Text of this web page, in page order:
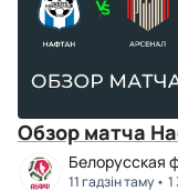
Обзор матча
Белорусская
11 гадзін таму